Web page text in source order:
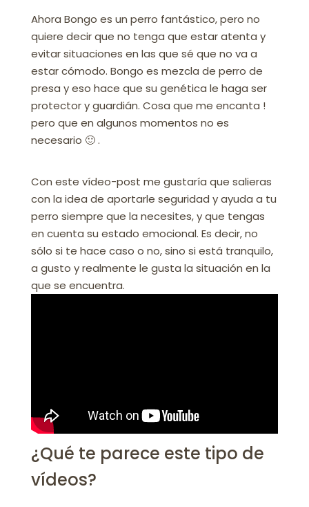
Ahora Bongo es un perro fantástico, pero no
quiere decir que no tenga que estar atenta y
evitar situaciones en las que sé que no va a
estar cómodo. Bongo es mezcla de perro de
presa y eso hace que su genética le haga ser
protector y guardián. Cosa que me encanta !
pero que en algunos momentos no es
necesario 🙂 .
Con este vídeo-post me gustaría que salieras
con la idea de aportarle seguridad y ayuda a tu
perro siempre que la necesites, y que tengas
en cuenta su estado emocional. Es decir, no
sólo si te hace caso o no, sino si está tranquilo,
a gusto y realmente le gusta la situación en la
que se encuentra.
¿Qué te parece este tipo de
vídeos?